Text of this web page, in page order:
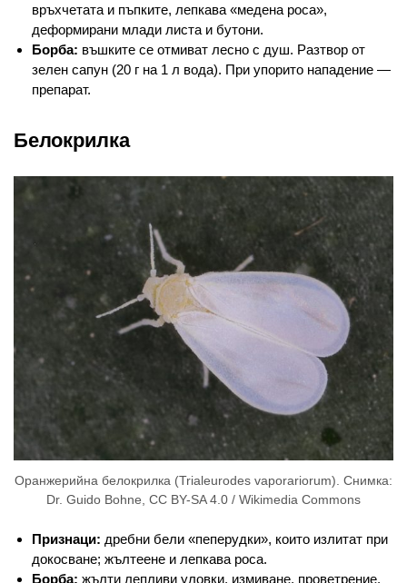
връхчетата и пъпките, лепкава «медена роса»,
деформирани млади листа и бутони.
Борба: въшките се отмиват лесно с душ. Разтвор от
зелен сапун (20 г на 1 л вода). При упорито нападение —
препарат.
Белокрилка
Оранжерийна белокрилка (Trialeurodes vaporariorum). Снимка:
Dr. Guido Bohne, CC BY-SA 4.0 / Wikimedia Commons
Признаци: дребни бели «пеперудки», които излитат при
докосване; жълтеене и лепкава роса.
Борба: жълти лепливи уловки, измиване, проветрение.